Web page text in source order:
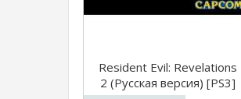
Resident Evil: Revelations
2 (Русская версия) [PS3]